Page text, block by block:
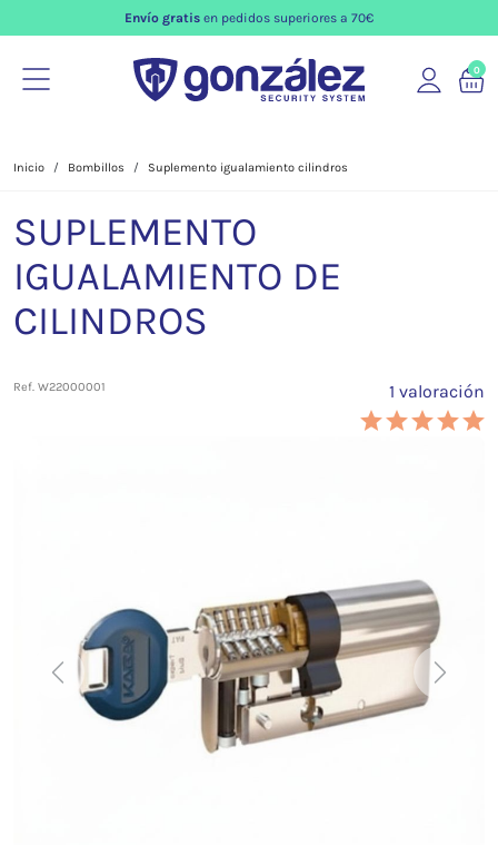
Envío gratis en pedidos superiores a 70€
0
Inicio Bombillos Suplemento igualamiento cilindros
SUPLEMENTO
IGUALAMIENTO DE
CILINDROS
Ref. W22000001 1 valoración
Previous Next